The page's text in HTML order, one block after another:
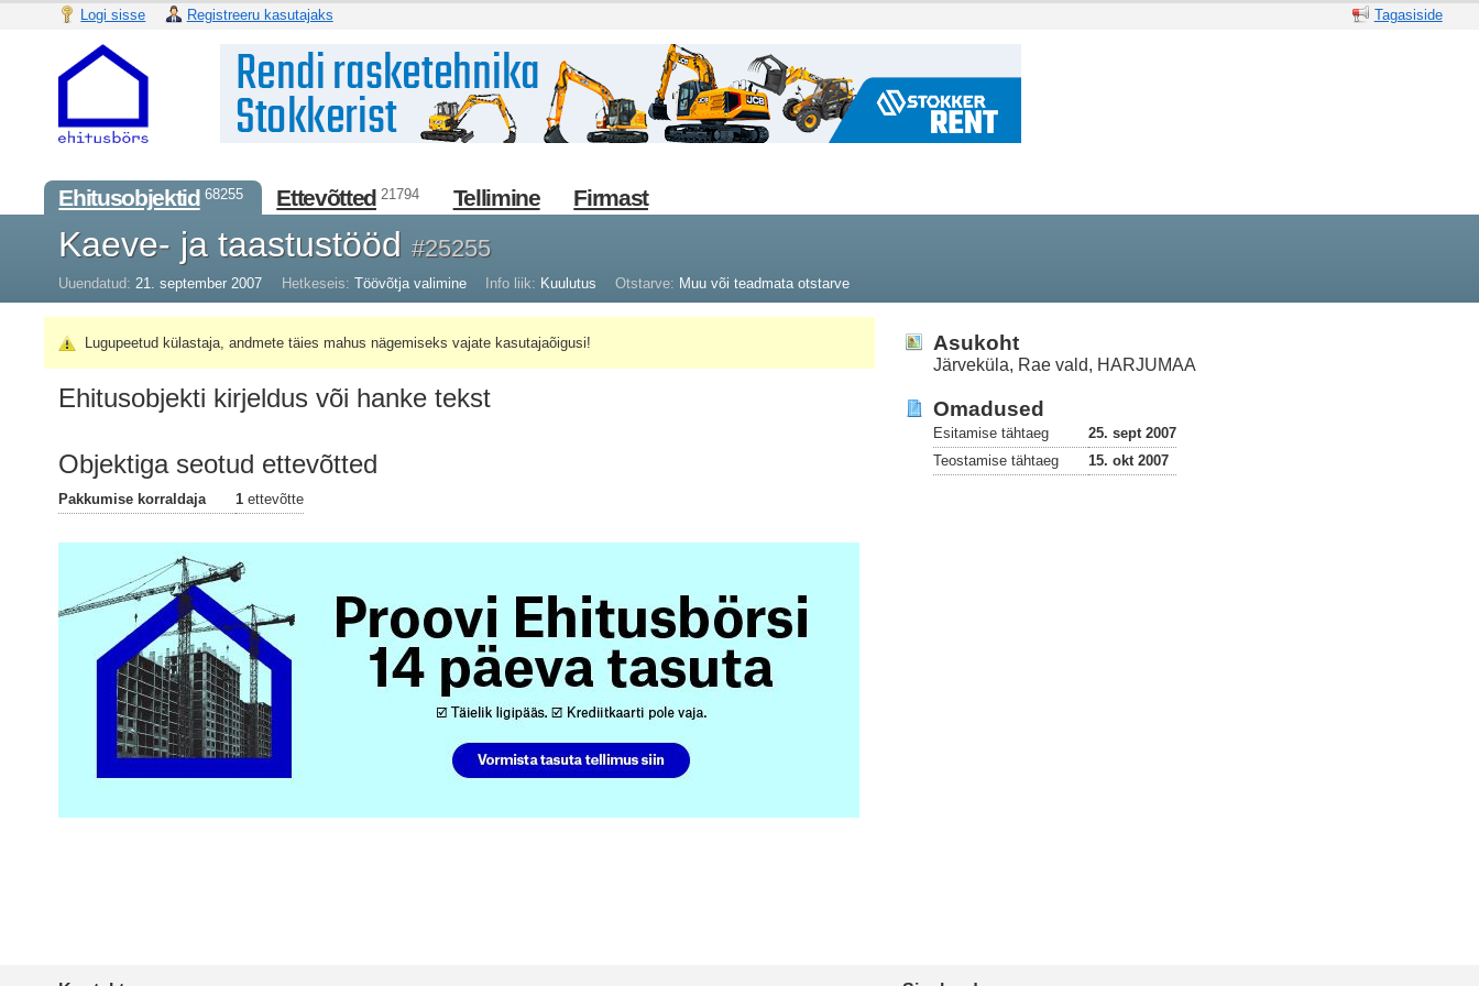
Logi sisse Registreeru kasutajaks Tagasiside
Ehitusobjektid 68255 Ettevõtted 21794 Tellimine Firmast
Kaeve- ja taastustööd#25255
Uuendatud: 21. september 2007 Hetkeseis: Töövõtja valimine Info liik: Kuulutus Otstarve: Muu või teadmata otstarve
Lugupeetud külastaja, andmete täies mahus nägemiseks vajate kasutajaõigusi!
Ehitusobjekti kirjeldus või hanke tekst
Objektiga seotud ettevõtted
Pakkumise korraldaja 1 ettevõtte
Asukoht
Järveküla, Rae vald, HARJUMAA
Omadused
Esitamise tähtaeg
25. sept 2007
Teostamise tähtaeg
15. okt 2007